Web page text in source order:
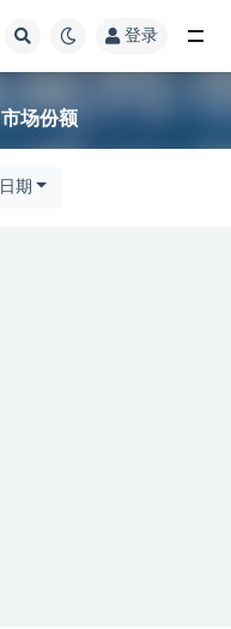
登录
场份额
期